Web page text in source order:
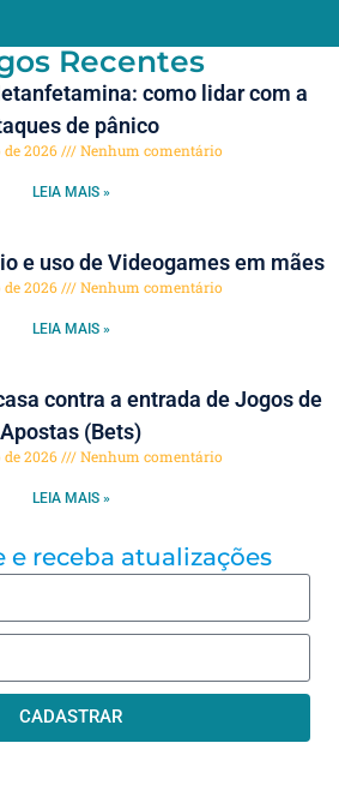
Recentes
como lidar com a
de pânico
de 2026 Nenhum comentário
LEIA MAIS »
e uso de Videogames em mães
de 2026 Nenhum comentário
LEIA MAIS »
contra a entrada de Jogos de
Apostas (Bets)
de 2026 Nenhum comentário
LEIA MAIS »
e receba atualizações
CADASTRAR